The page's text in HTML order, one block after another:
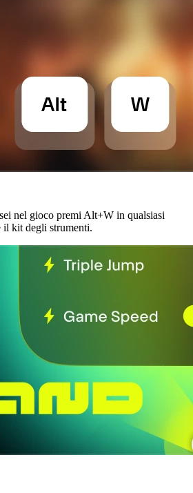
nel gioco premi Alt+W in qualsiasi
il kit degli strumenti.